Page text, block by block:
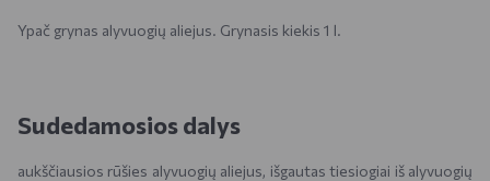
Ypač grynas alyvuogių aliejus. Grynasis kiekis 1 l.
Sudedamosios dalys
aukščiausios rūšies alyvuogių aliejus, išgautas tiesiogiai iš alyvuogių